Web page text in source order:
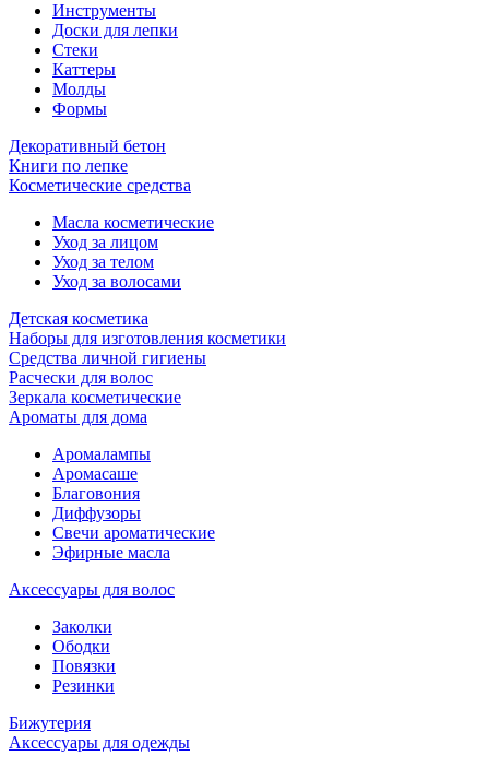
Инструменты
Доски для лепки
Стеки
Каттеры
Молды
Формы
Декоративный бетон
Книги по лепке
Косметические средства
Масла косметические
Уход за лицом
Уход за телом
Уход за волосами
Детская косметика
Наборы для изготовления косметики
Средства личной гигиены
Расчески для волос
Зеркала косметические
Ароматы для дома
Аромалампы
Аромасаше
Благовония
Диффузоры
Свечи ароматические
Эфирные масла
Аксессуары для волос
Заколки
Ободки
Повязки
Резинки
Бижутерия
Аксессуары для одежды